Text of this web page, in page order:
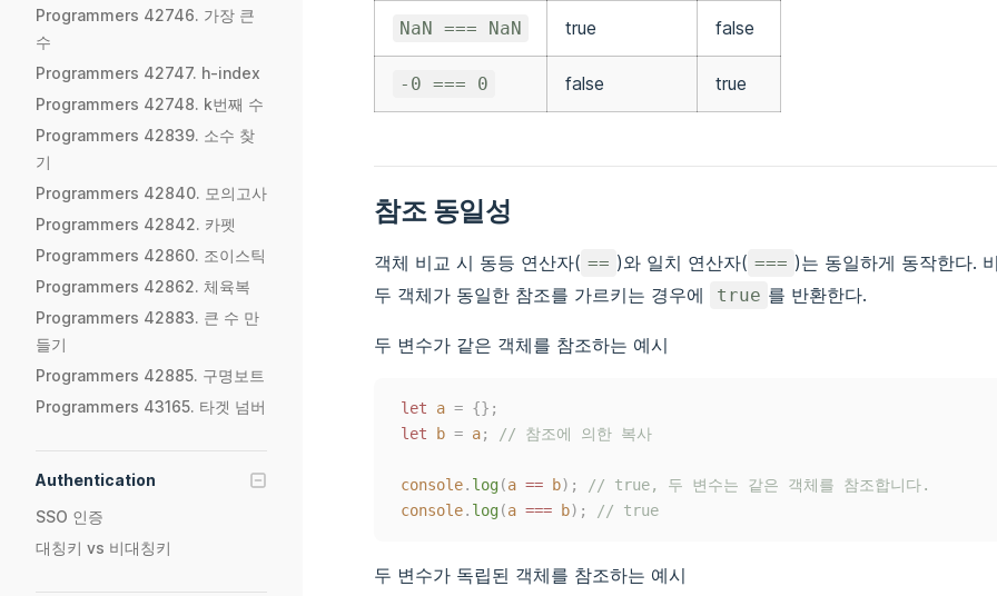
Programmers 42746. 가장 큰
수
Programmers 42747. h-index
Programmers 42748. k번째 수
Programmers 42839. 소수 찾
기
Programmers 42840. 모의고사
Programmers 42842. 카펫
Programmers 42860. 조이스틱
Programmers 42862. 체육복
Programmers 42883. 큰 수 만
들기
Programmers 42885. 구명보트
Programmers 43165. 타겟 넘버
Authentication
SSO 인증
대칭키 vs 비대칭키
NaN === NaN true false
-0 === 0 false true
참조 동일성
객체 비교 시 동등 연산자( == )와 일치 연산자( === )는 동일하게 동작한다.
두 객체가 동일한 참조를 가르키는 경우에
true 를 반환한다.
두 변수가 같은 객체를 참조하는 예시
let a = {};
let
b = a; // 참조에 의한 복사
console. log(a == b);
// true, 두 변수는 같은 객체를 참조합니다.
console. log(a === b); // true
두 변수가 독립된 객체를 참조하는 예시